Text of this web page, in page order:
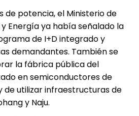
de potencia, el Ministerio de
Energía ya había señalado la
de I+D integrado y
demandantes. También se
la fábrica pública del
en semiconductores de
de utilizar infraestructuras de
y Naju.